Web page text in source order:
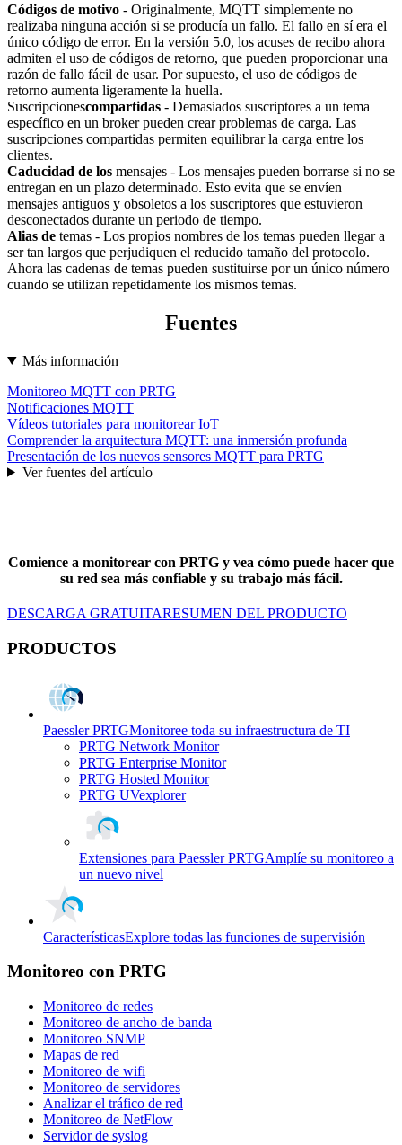
Códigos de motivo - Originalmente, MQTT simplemente no
realizaba ninguna acción si se producía un fallo. El fallo en sí era el
único código de error. En la versión 5.0, los acuses de recibo ahora
admiten el uso de códigos de retorno, que pueden proporcionar una
razón de fallo fácil de usar. Por supuesto, el uso de códigos de
retorno aumenta ligeramente la huella.
Suscripcionescompartidas - Demasiados suscriptores a un tema
específico en un broker pueden crear problemas de carga. Las
suscripciones compartidas permiten equilibrar la carga entre los
clientes.
Caducidad de los mensajes - Los mensajes pueden borrarse si no se
entregan en un plazo determinado. Esto evita que se envíen
mensajes antiguos y obsoletos a los suscriptores que estuvieron
desconectados durante un periodo de tiempo.
Alias de temas - Los propios nombres de los temas pueden llegar a
ser tan largos que perjudiquen el reducido tamaño del protocolo.
Ahora las cadenas de temas pueden sustituirse por un único número
cuando se utilizan repetidamente los mismos temas.
Fuentes
Más información
Monitoreo MQTT con PRTG
Notificaciones MQTT
Vídeos tutoriales para monitorear IoT
Comprender la arquitectura MQTT: una inmersión profunda
Presentación de los nuevos sensores MQTT para PRTG
Ver fuentes del artículo
Comience a monitorear con PRTG y vea cómo puede hacer que
su red sea más confiable y su trabajo más fácil.
DESCARGA GRATUITARESUMEN DEL PRODUCTO
PRODUCTOS
Paessler PRTGMonitoree toda su infraestructura de TI
PRTG Network Monitor
PRTG Enterprise Monitor
PRTG Hosted Monitor
PRTG UVexplorer
Extensiones para Paessler PRTGAmplíe su monitoreo a
un nuevo nivel
CaracterísticasExplore todas las funciones de supervisión
Monitoreo con PRTG
Monitoreo de redes
Monitoreo de ancho de banda
Monitoreo SNMP
Mapas de red
Monitoreo de wifi
Monitoreo de servidores
Analizar el tráfico de red
Monitoreo de NetFlow
Servidor de syslog